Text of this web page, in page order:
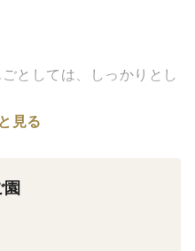
としては、しっかりとし
っていただきたいです。
用に抑え、自然の味を引
います。除草剤も不使用
見る